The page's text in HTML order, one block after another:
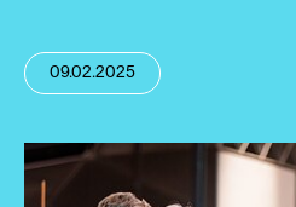
09.02.2025